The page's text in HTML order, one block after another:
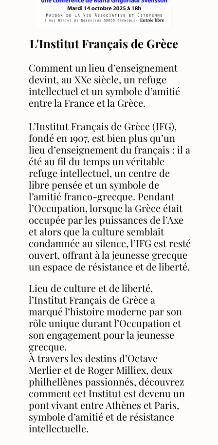
L'Institut Français de Grèce
Comment un lieu d’enseignement
devint, au XXe siècle, un refuge
intellectuel et un symbole d’amitié
entre la France et la Grèce.
L’Institut Français de Grèce (IFG),
fondé en 1907, est bien plus qu’un
lieu d’enseignement du français : il a
été au fil du temps un véritable
refuge intellectuel, un centre de
libre pensée et un symbole de
l’amitié franco-grecque. Pendant
l’Occupation, lorsque la Grèce était
occupée par les puissances de l’Axe
et alors que la culture semblait
condamnée au silence, l’IFG est resté
ouvert, offrant à la jeunesse grecque
un espace de résistance et de liberté.
Lieu de culture et de liberté,
l’Institut Français de Grèce a
marqué l’histoire moderne par son
rôle unique durant l’Occupation et
son engagement pour la jeunesse
grecque.
À travers les destins d’Octave
Merlier et de Roger Milliex, deux
philhellènes passionnés, découvrez
comment cet Institut est devenu un
pont vivant entre Athènes et Paris,
symbole d’amitié et de résistance
intellectuelle.